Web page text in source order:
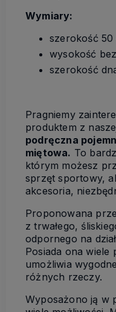
Wymiary:
szerokość 50
wysokość
szerokość
Pragniemy
produktem z
podręczna
miętowa. To
którym możesz
sprzęt sportowy,
akcesoria,
Proponowana
z trwałego,
odpornego na
Posiada ona wiele
umożliwia
różnych rzeczy.
Wyposażono ją w